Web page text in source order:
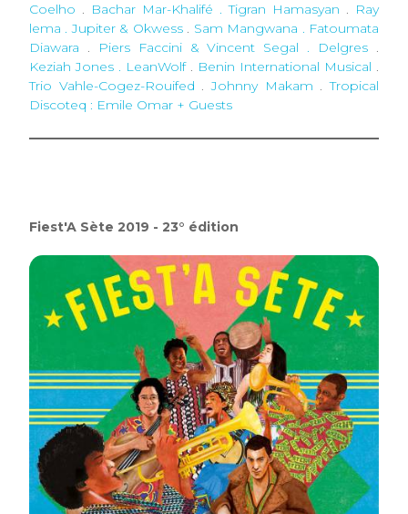
Coelho . Bachar Mar-Khalifé . Tigran Hamasyan . Ray
lema . Jupiter & Okwess. Sam Mangwana . Fatoumata
Diawara . Piers Faccini & Vincent Segal . Delgres .
Keziah Jones . LeanWolf. Benin International Musical .
Trio Vahle-Cogez-Rouifed .Johnny Makam .Tropical
Discoteq : Emile Omar + Guests
Fiest'A Sète 2019 - 23° édition